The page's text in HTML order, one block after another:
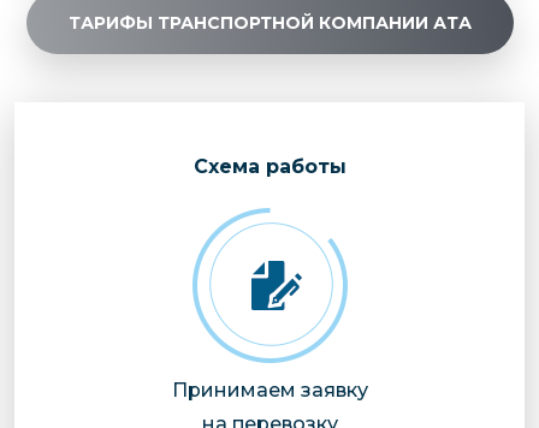
ТАРИФЫ ТРАНСПОРТНОЙ КОМПАНИИ АТА
Cхема работы
Принимаем заявку